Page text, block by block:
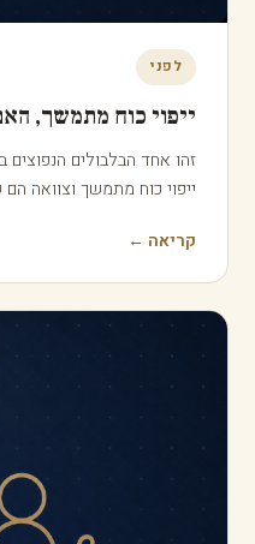
חמש טעויות נפוצות
חמש טעויות שאנחנו רואים
הסכמים משפחתיים